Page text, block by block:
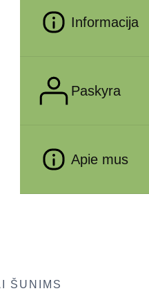
Informacija
Paskyra
Apie mus
ŠUNIMS